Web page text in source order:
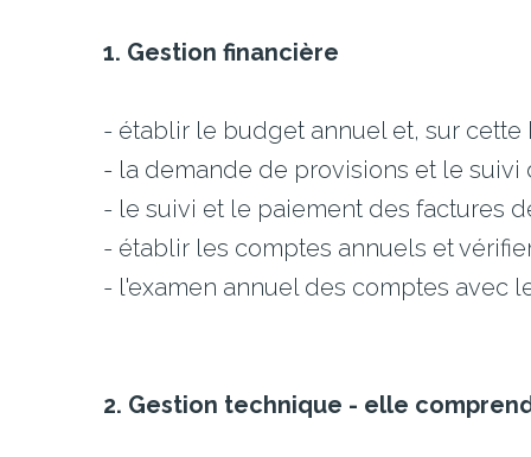
1. Gestion financière
- établir le budget annuel et, sur
- la demande de provisions et le suivi
- le suivi et le paiement des factures
- établir les comptes annuels et
- l'examen annuel des comptes avec
2. Gestion technique - elle